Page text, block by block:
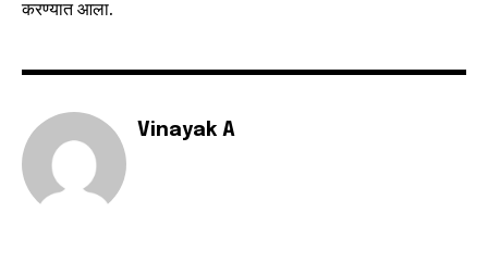
करण्यात आला.
Vinayak A